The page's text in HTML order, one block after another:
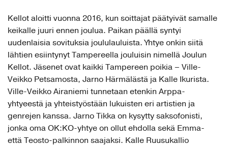
Kellot aloitti vuonna 2016, kun soittajat päätyivät samalle
keikalle juuri ennen joulua. Paikan päällä syntyi
uudenlaisia sovituksia joululauluista. Yhtye onkin siitä
lähtien esiintynyt Tampereella jouluisin nimellä Joulun
Kellot. Jäsenet ovat kaikki Tampereen poikia – Ville-
Veikko Petsamosta, Jarno Härmälästä ja Kalle Ikurista.
Ville-Veikko Airaniemi tunnetaan etenkin Arppa-
yhtyeestä ja yhteistyöstään lukuisten eri artistien ja
genrejen kanssa. Jarno Tikka on kysytty saksofonisti,
jonka oma OK:KO-yhtye on ollut ehdolla sekä Emma-
että Teosto-palkinnon saajaksi. Kalle Ruusukallio